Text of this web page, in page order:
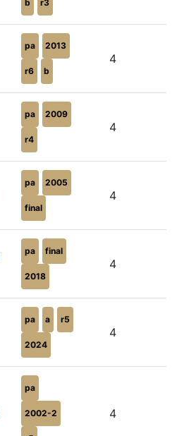
b r3
pa 2013
r6 b
4
pa 2009
r4
4
pa 2005
final
4
pa final
2018
4
pa a r5
2024
4
pa
2002-2 4